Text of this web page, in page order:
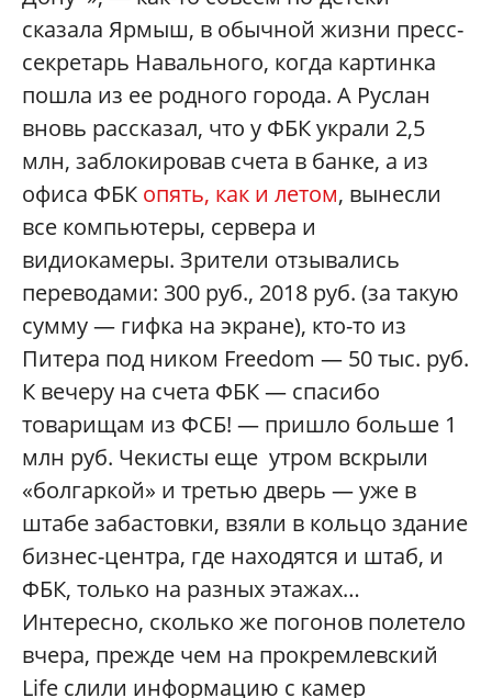
сказала Ярмыш, в обычной жизни пресс-
секретарь Навального, когда картинка
пошла из ее родного города. А Руслан
вновь рассказал, что у ФБК украли 2,5
млн, заблокировав счета в банке, а из
офиса ФБК опять, как и летом, вынесли
все компьютеры, сервера и
видиокамеры. Зрители отзывались
переводами: 300 руб., 2018 руб. (за такую
сумму — гифка на экране), кто-то из
Питера под ником Freedom — 50 тыс. руб.
К вечеру на счета ФБК — спасибо
товарищам из ФСБ! — пришло больше 1
млн руб. Чекисты еще утром вскрыли
«болгаркой» и третью дверь — уже в
штабе забастовки, взяли в кольцо здание
бизнес-центра, где находятся и штаб, и
ФБК, только на разных этажах…
Интересно, сколько же погонов полетело
вчера, прежде чем на прокремлевский
Life слили информацию с камер